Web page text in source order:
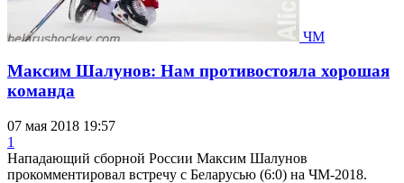
ЧМ
Максим Шалунов: Нам противостояла хорошая
команда
07 мая 2018 19:57
1
Нападающий сборной России Максим Шалунов
прокомментировал встречу с Беларусью (6:0) на ЧМ-2018.